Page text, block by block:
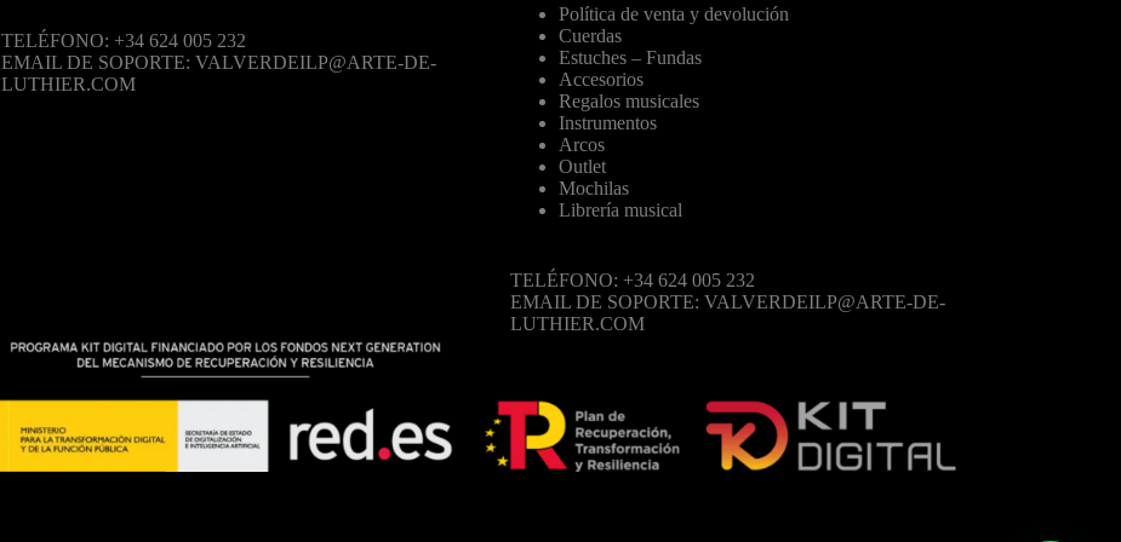
TELÉFONO: +34 624 005 232
EMAIL DE SOPORTE: VALVERDEILP@ARTE-DE-
LUTHIER.COM
Política de venta y devolución
Cuerdas
Estuches – Fundas
Accesorios
Regalos musicales
Instrumentos
Arcos
Outlet
Mochilas
Librería musical
TELÉFONO: +34 624 005 232
EMAIL DE SOPORTE: VALVERDEILP@ARTE-DE-
LUTHIER.COM